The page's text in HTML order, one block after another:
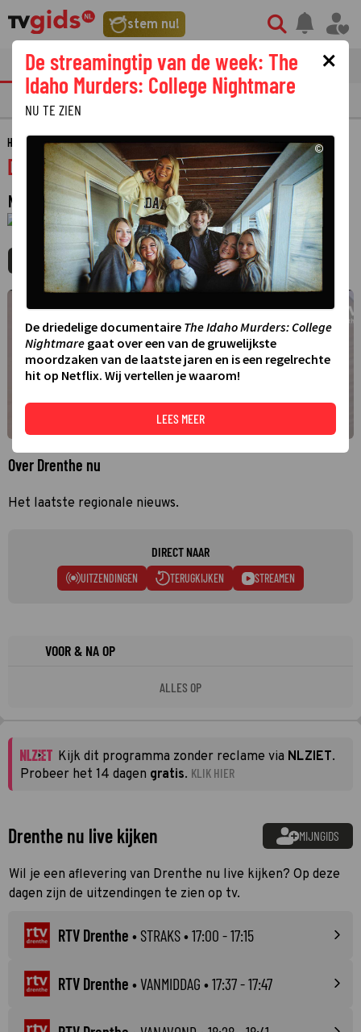
stem nu!
tvgids streaming nieuws
PRIMETIME GEMIST
HOME GIDS DRENTHE NU
Drenthe nu
NIEUWSBULLETIN
1 JANUARI 1970 01:00 - 01:00
MIJNGIDS AGENDA DELEN
Over Drenthe nu
Het laatste regionale nieuws.
DIRECT NAAR
UITZENDINGEN TERUGKIJKEN STREAMEN
VOOR & NA OP
ALLES OP
Kijk dit programma zonder reclame via NLZIET.
Probeer het 14 dagen gratis. KLIK HIER
Drenthe nu live kijken MIJNGIDS
Wil je een aflevering van Drenthe nu live kijken? Op deze
dagen zijn de uitzendingen te zien op tv.
RTV Drenthe • STRAKS• 17:00 - 17:15
RTV Drenthe •VANMIDDAG • 17:37 - 17:47
×
De streamingtip van de week: The
Idaho Murders: College Nightmare
NU TE ZIEN
©
De driedelige documentaire The Idaho Murders: College
Nightmare gaat over een van de gruwelijkste
moordzaken van de laatste jaren en is een regelrechte
hit op Netflix. Wij vertellen je waarom!
LEES MEER